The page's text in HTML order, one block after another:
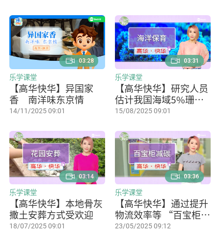
【高华快华】异国家
香 南洋味东京情
乐学课堂
14/11/2025 09:01
03:28
【高华快华】研究人员
估计我国海域5%珊瑚
已经死亡
乐学课堂
15/08/2025 09:01
03:31
【高华快华】本地骨灰
撒土安葬方式受欢迎
乐学课堂
18/07/2025 09:01
03:14
【高华快华】通过提升
物流效率等 “百宝柜”
过去12个月减吨二氧化
乐学课堂
23/05/2025 09:12
03:36